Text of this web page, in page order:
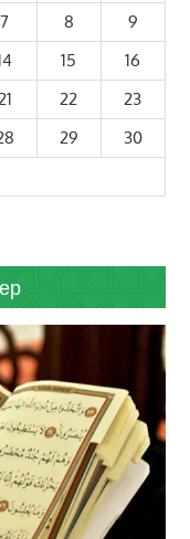
7 8
9
15
16
22
23
29
30